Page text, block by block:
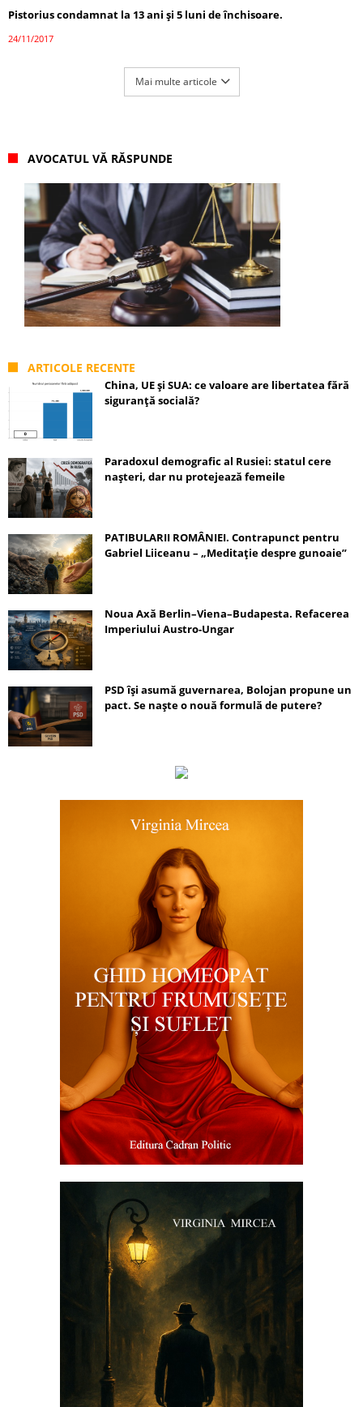
Pistorius condamnat la 13 ani și 5 luni de închisoare.
24/11/2017
Mai multe articole
AVOCATUL VĂ RĂSPUNDE
ARTICOLE RECENTE
China, UE și SUA: ce valoare are libertatea fără
siguranță socială?
Paradoxul demografic al Rusiei: statul cere
nașteri, dar nu protejează femeile
PATIBULARII ROMÂNIEI. Contrapunct pentru
Gabriel Liiceanu – „Meditație despre gunoaie”
Noua Axă Berlin–Viena–Budapesta. Refacerea
Imperiului Austro-Ungar
PSD își asumă guvernarea, Bolojan propune un
pact. Se naște o nouă formulă de putere?